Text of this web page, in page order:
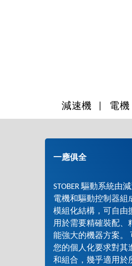
減速機 電機
一應俱全
STOBER 驅動系統由減
電機和驅動控制器組
模組化結構，可自由
用於需要精確裝配、
能強大的機器方案。
您的個人化要求對其
和組合，幾乎適用於